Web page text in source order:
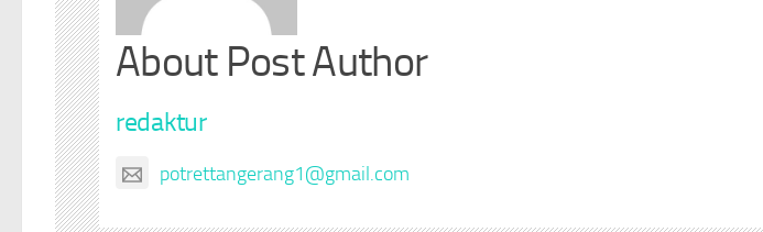
About Post Author
redaktur
potrettangerang1@gmail.com